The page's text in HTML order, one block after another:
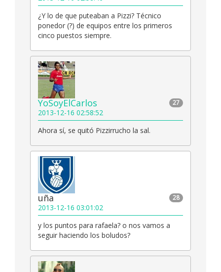
¿Y lo de que puteaban a Pizzi? Técnico
ponedor (?) de equipos entre los primeros
cinco puestos siempre.
27
YoSoyElCarlos
2013-12-16 02:58:52
Ahora sí, se quitó Pizzirrucho la sal.
28
uña
2013-12-16 03:01:02
y los puntos para rafaela? o nos vamos a
seguir haciendo los boludos?